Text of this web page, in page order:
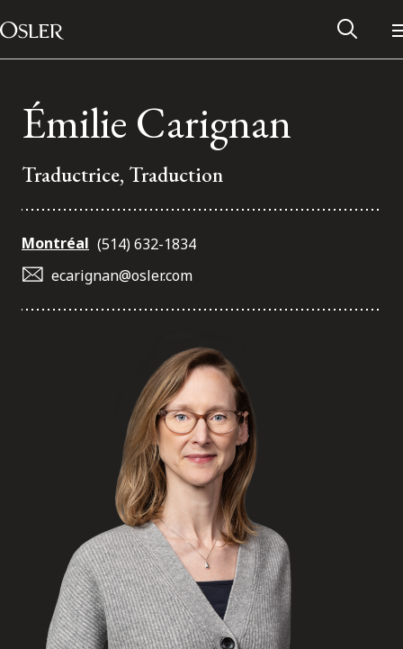
Passer au contenu
Main Navigation
S’abonner aux articles Osler
S’abonner
Émilie Carignan
Traductrice, Traduction
Montréal (514) 632-1834
ecarignan@osler.com